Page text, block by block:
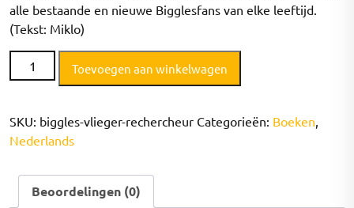
alle bestaande en nieuwe Bigglesfans van elke leeftijd.
(Tekst: Miklo)
Biggles
Vlieger-
aantal
Toevoegen aan winkelwagen
SKU: biggles-vlieger-rechercheur Categorieën: Boeken,
Nederlands
Beoordelingen (0)